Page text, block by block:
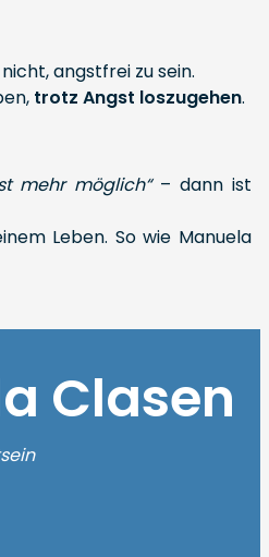
angstfrei zu sein.
trotz Angst loszugehen.
mehr möglich“– dann ist
Leben. So wie Manuela
Clasen